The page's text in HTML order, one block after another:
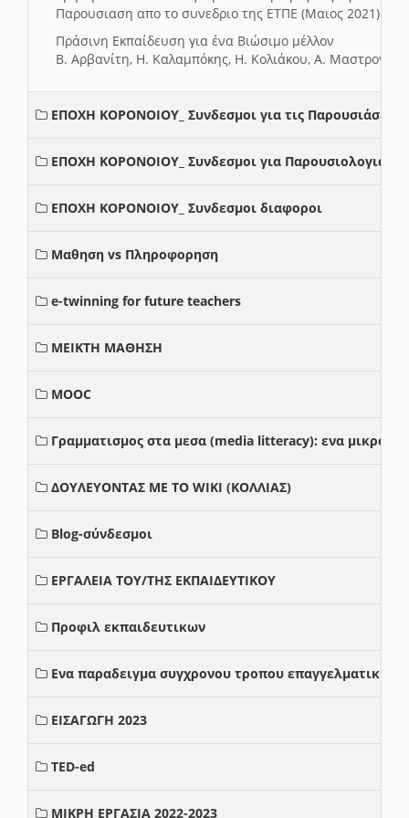
Παρουσιαση απο το συνεδριο της ΕΤΠΕ (Μαιος 2021)
Πράσινη Εκπαίδευση για ένα Βιώσιμο μέλλον
Β. Αρβανίτη, Η. Καλαμπόκης, Η. Κολιάκου, Α.
ΕΠΟΧΗ ΚΟΡΟΝΟΙΟΥ_ Συνδεσμοι για τις Παρουσιάσεις
ΕΠΟΧΗ ΚΟΡΟΝΟΙΟΥ_ Συνδεσμοι για Παρουσιολογια
ΕΠΟΧΗ ΚΟΡΟΝΟΙΟΥ_ Συνδεσμοι διαφοροι
Μαθηση vs Πληροφορηση
e-twinning for future teachers
ΜΕΙΚΤΗ ΜΑΘΗΣΗ
MOOC
Γραμματισμος στα μεσα (media litteracy): ενα μικρο
ΔΟΥΛΕΥΟΝΤΑΣ ΜΕ ΤΟ WIKI (ΚΟΛΛΙΑΣ)
Blog-σύνδεσμοι
ΕΡΓΑΛΕΙΑ ΤΟΥ/ΤΗΣ ΕΚΠΑΙΔΕΥΤΙΚΟΥ
Προφιλ εκπαιδευτικων
Ενα παραδειγμα συγχρονου τροπου επαγγελματικης
ΕΙΣΑΓΩΓΗ 2023
TED-ed
ΜΙΚΡΗ ΕΡΓΑΣΙΑ 2022-2023